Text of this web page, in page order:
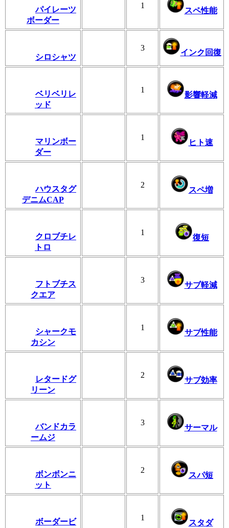
パイレーツ
ボーダー
1
スペ性能
シロシャツ
3
インク回復
ベリベリレ
ッド
1
影響軽減
マリンボー
ダー
1
ヒト速
ハウスタグ
デニムCAP
2
スペ増
クロブチレ
トロ
1
復短
フトブチス
クエア
3
サブ軽減
シャークモ
カシン
1
サブ性能
レタードグ
リーン
2
サブ効率
バンドカラ
ームジ
3
サーマル
ボンボンニ
ット
2
スパ短
ボーダービ
1
スタダ